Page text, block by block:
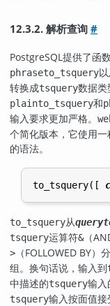
12.3.2. 解析查询#
PostgreSQL提供了函数
phraseto_tsquery
转换成tsquery数据类
plainto_tsquery和
输入要求更加严格。
个简化版本，它使用
的语法。
to_tsquery([
to_tsquery从
tsquery运算符&（
> （FOLLOWED BY
组。换句话说，输入到
中描述的tsquery输入
tsquery输入按面值